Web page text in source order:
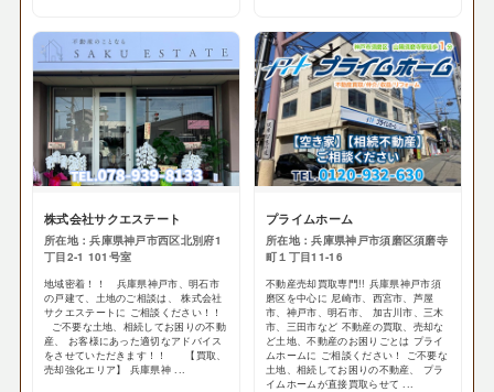
株式会社サクエステート
所在地：兵庫県神戸市西区北別府1
丁目2-1 101号室
地域密着！！ 兵庫県神戸市、明石市
の戸建て、土地のご相談は、 株式会社
サクエステートに ご相談ください！！
ご不要な土地、相続してお困りの不動
産、 お客様にあった適切なアドバイス
をさせていただきます！！ 【買取、
売却強化エリア】 兵庫県神 ...
プライムホーム
所在地：兵庫県神戸市須磨区須磨寺
町１丁目11-16
不動産売却買取専門!! 兵庫県神戸市須
磨区を中心に 尼崎市、西宮市、芦屋
市、神戸市、明石市、 加古川市、三木
市、三田市など 不動産の買取、売却な
ど土地、不動産のお困りごとは プライ
ムホームに ご相談ください！ ご不要な
土地、相続してお困りの不動産、 プラ
イムホームが直接買取らせて ...